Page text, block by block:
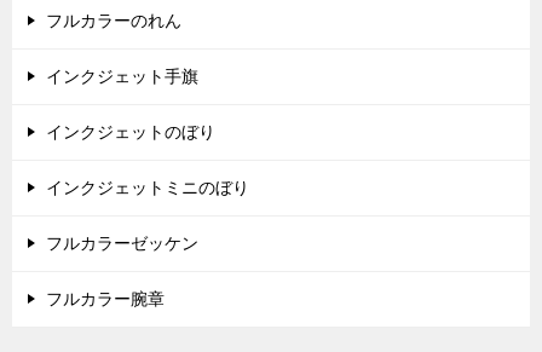
フルカラーのれん
インクジェット手旗
インクジェットのぼり
インクジェットミニのぼり
フルカラーゼッケン
フルカラー腕章